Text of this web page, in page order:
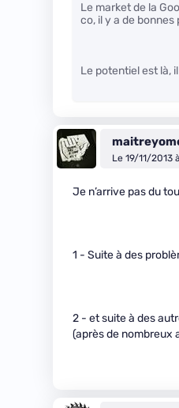
Le market de la
co, il y a de bonnes
Le potentiel est là,
Le 19/11/2013
Je n’arrive pas du
1 - Suite à des
2 - et suite à des
(après de nombreux